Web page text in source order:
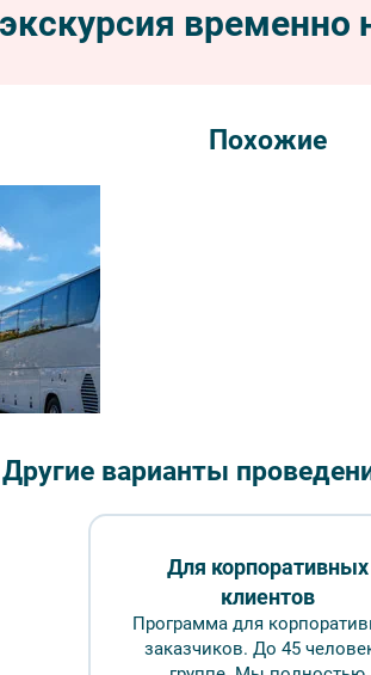
Лори/ Александр Щепин
временно
Похожие
Другие варианты
Для корпоративных
клиентов
Программа для
заказчиков. До 45
FAQ